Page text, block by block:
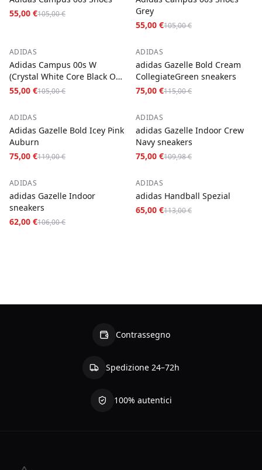
55,00 €105,00 €
Grey
55,00 €105,00 €
−48%
ADIDAS
Adidas Campus 00s W
(Crystal White Core Black Off
White)
55,00 €105,00 €
−35%
ADIDAS
adidas Gazelle Bold Cream
CollegiateGreen sneakers
75,00 €115,00 €
−37%
ADIDAS
Adidas Gazelle Bold Icey Pink
Auburn
75,00 €119,00 €
−32%
ADIDAS
adidas Gazelle Indoor Crew
Navy sneakers
75,00 €109,98 €
−42%
ADIDAS
adidas Gazelle Indoor
sneakers
62,00 €106,00 €
−42%
ADIDAS
adidas Handball Spezial
65,00 €113,00 €
Contrassegno
Spedizione 24–72h
100% autentici